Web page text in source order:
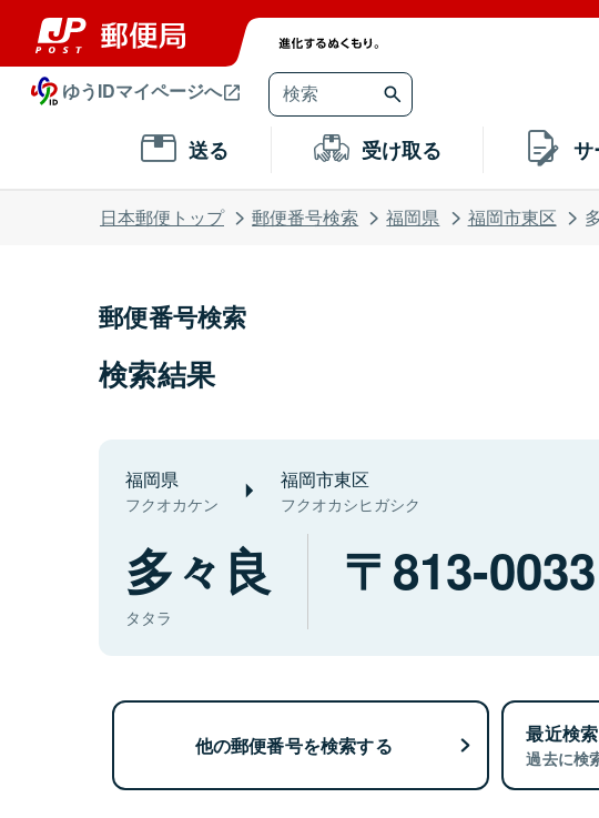
ゆうIDマイページへ
送る 受け取る サ
日本郵便トップ 郵便番号検索 福岡県 福岡市東区
郵便番号検索
検索結果
福岡県
フクオカケン
福岡市東区
フクオカシヒガシク
多々良
タタラ
813-0033
他の郵便番号を検索する 最近検
過去に検